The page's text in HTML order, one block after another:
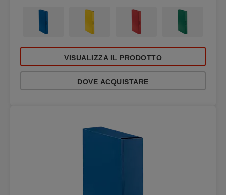
VISUALIZZA IL PRODOTTO
DOVE ACQUISTARE